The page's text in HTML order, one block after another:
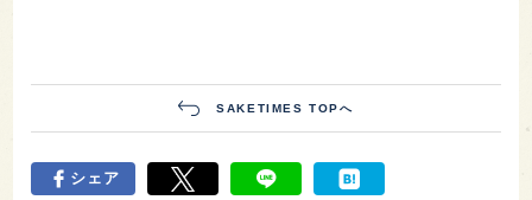
SAKETIMES TOPへ
シェア